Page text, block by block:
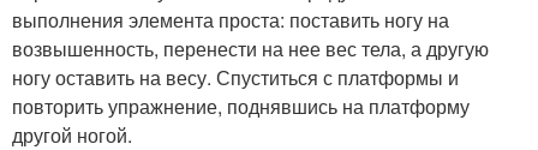
выполнения элемента проста: поставить ногу на
возвышенность, перенести на нее вес тела, а другую
ногу оставить на весу. Спуститься с платформы и
повторить упражнение, поднявшись на платформу
другой ногой.